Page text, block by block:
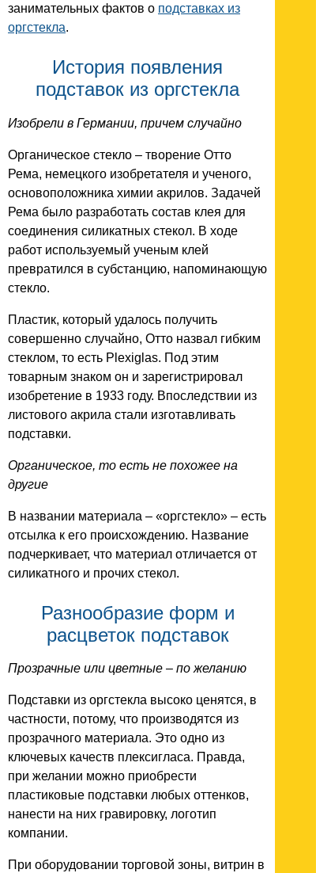
занимательных фактов о подставках из
оргстекла.
История появления
подставок из оргстекла
Изобрели в Германии, причем случайно
Органическое стекло – творение Отто
Рема, немецкого изобретателя и ученого,
основоположника химии акрилов. Задачей
Рема было разработать состав клея для
соединения силикатных стекол. В ходе
работ используемый ученым клей
превратился в субстанцию, напоминающую
стекло.
Пластик, который удалось получить
совершенно случайно, Отто назвал гибким
стеклом, то есть Plexiglas. Под этим
товарным знаком он и зарегистрировал
изобретение в 1933 году. Впоследствии из
листового акрила стали изготавливать
подставки.
Органическое, то есть не похожее на
другие
В названии материала – «оргстекло» – есть
отсылка к его происхождению. Название
подчеркивает, что материал отличается от
силикатного и прочих стекол.
Разнообразие форм и
расцветок подставок
Прозрачные или цветные – по желанию
Подставки из оргстекла высоко ценятся, в
частности, потому, что производятся из
прозрачного материала. Это одно из
ключевых качеств плексигласа. Правда,
при желании можно приобрести
пластиковые подставки любых оттенков,
нанести на них гравировку, логотип
компании.
При оборудовании торговой зоны, витрин в